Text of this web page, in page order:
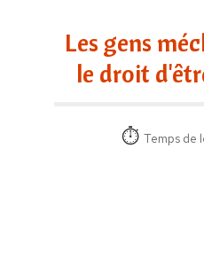
Les gens
le droit
Temps de